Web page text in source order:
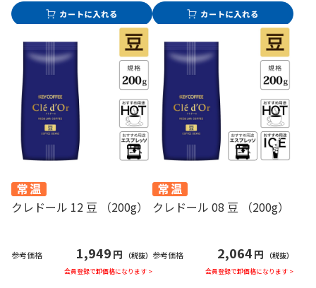
クレドール 12 豆 （200g）
参考価格 1,949 円 （税抜）
会員登録で卸価格になります >
クレドール 08 豆 （200g）
参考価格 2,064 円 （税抜）
会員登録で卸価格になります >